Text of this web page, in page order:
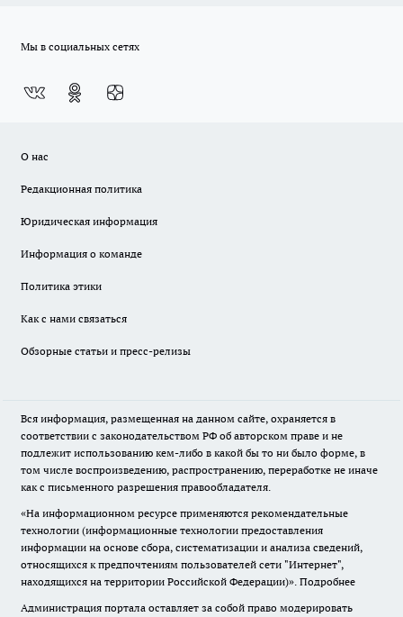
Мы в социальных сетях
О нас
Редакционная политика
Юридическая информация
Информация о команде
Политика этики
Как с нами связаться
Обзорные статьи и пресс-релизы
Вся информация, размещенная на данном сайте, охраняется в
соответствии с законодательством РФ об авторском праве и не
подлежит использованию кем-либо в какой бы то ни было форме, в
том числе воспроизведению, распространению, переработке не иначе
как с письменного разрешения правообладателя.
«На информационном ресурсе применяются рекомендательные
технологии (информационные технологии предоставления
информации на основе сбора, систематизации и анализа сведений,
относящихся к предпочтениям пользователей сети "Интернет",
находящихся на территории Российской Федерации)». Подробнее
Администрация портала оставляет за собой право модерировать